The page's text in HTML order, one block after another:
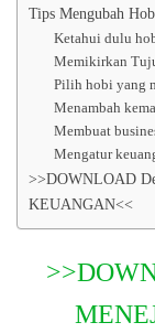
Tips Mengubah
Ketahui dulu
Memikirkan
Pilih hobi yang
Menambah
Membuat
Mengatur
>>DOWNLOAD
KEUANGAN<<